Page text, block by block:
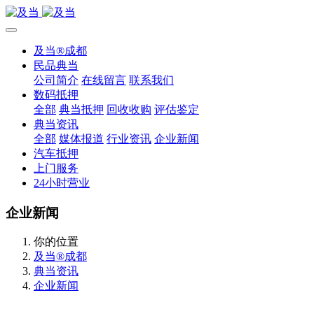
及当®成都
民品典当
公司简介 在线留言 联系我们
数码抵押
全部 典当抵押 回收收购 评估鉴定
典当资讯
全部 媒体报道 行业资讯 企业新闻
汽车抵押
上门服务
24小时营业
企业新闻
你的位置
及当®成都
典当资讯
企业新闻